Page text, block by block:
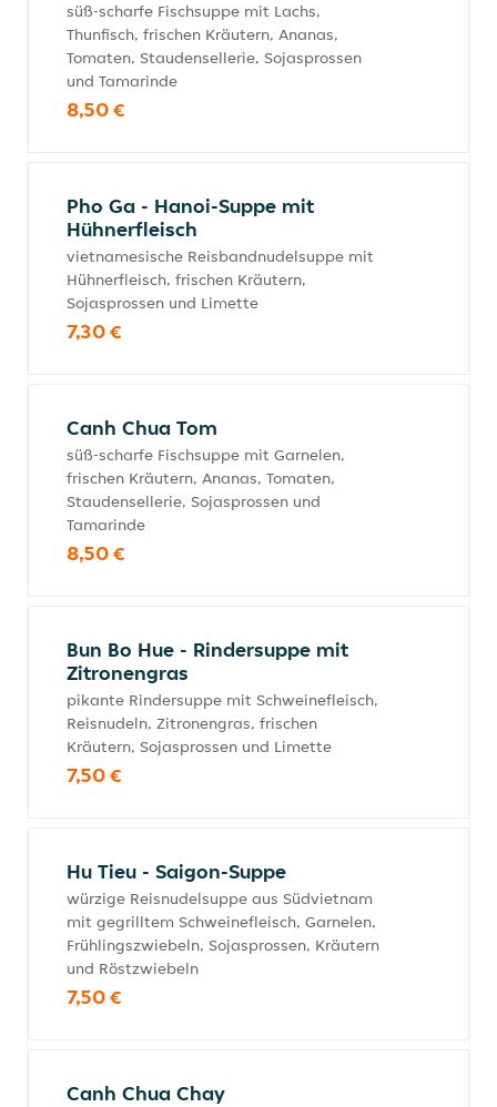
süß-scharfe Fischsuppe mit Lachs,
Thunfisch, frischen Kräutern, Ananas,
Tomaten, Staudensellerie, Sojasprossen
und Tamarinde
8,50 €
Pho Ga - Hanoi-Suppe mit
Hühnerfleisch
vietnamesische Reisbandnudelsuppe mit
Hühnerfleisch, frischen Kräutern,
Sojasprossen und Limette
7,30 €
Canh Chua Tom
süß-scharfe Fischsuppe mit Garnelen,
frischen Kräutern, Ananas, Tomaten,
Staudensellerie, Sojasprossen und
Tamarinde
8,50 €
Bun Bo Hue - Rindersuppe mit
Zitronengras
pikante Rindersuppe mit Schweinefleisch,
Reisnudeln, Zitronengras, frischen
Kräutern, Sojasprossen und Limette
7,50 €
Hu Tieu - Saigon-Suppe
würzige Reisnudelsuppe aus Südvietnam
mit gegrilltem Schweinefleisch, Garnelen,
Frühlingszwiebeln, Sojasprossen, Kräutern
und Röstzwiebeln
7,50 €
Canh Chua Chay